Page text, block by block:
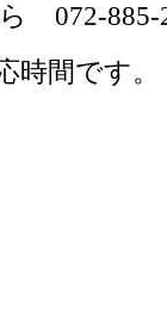
072-885-
時間です。